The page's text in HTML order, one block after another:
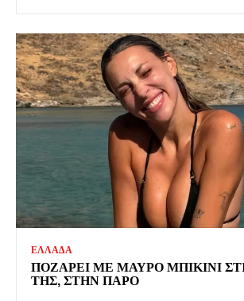
ΕΛΛΑΔΑ
ΠΟΖΑΡΕΙ ΜΕ ΜΑΥΡΟ ΜΠΙΚΙΝΙ
ΤΗΣ, ΣΤΗΝ ΠΑΡΟ